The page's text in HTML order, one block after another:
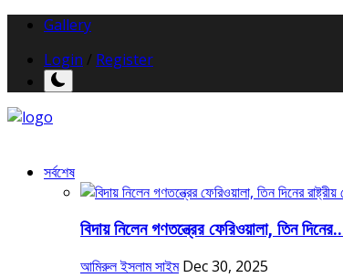
Gallery
Login / Register
সর্বশেষ
বিদায় নিলেন গণতন্ত্রের ফেরিওয়ালা, তিন
আমিরুল ইসলাম সাইম Dec 30, 2025